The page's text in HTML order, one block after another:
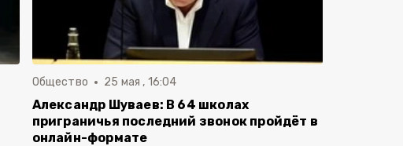
Общество 25 мая , 16:04
Александр Шуваев: В 64 школах
приграничья последний звонок пройдёт в
онлайн-формате